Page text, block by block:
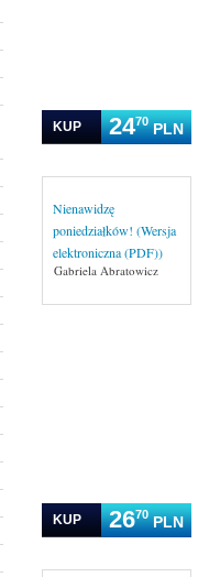
KUP 2470PLN
Nienawidzę
poniedziałków! (Wersja
elektroniczna (PDF))
Gabriela Abratowicz
KUP 2670PLN